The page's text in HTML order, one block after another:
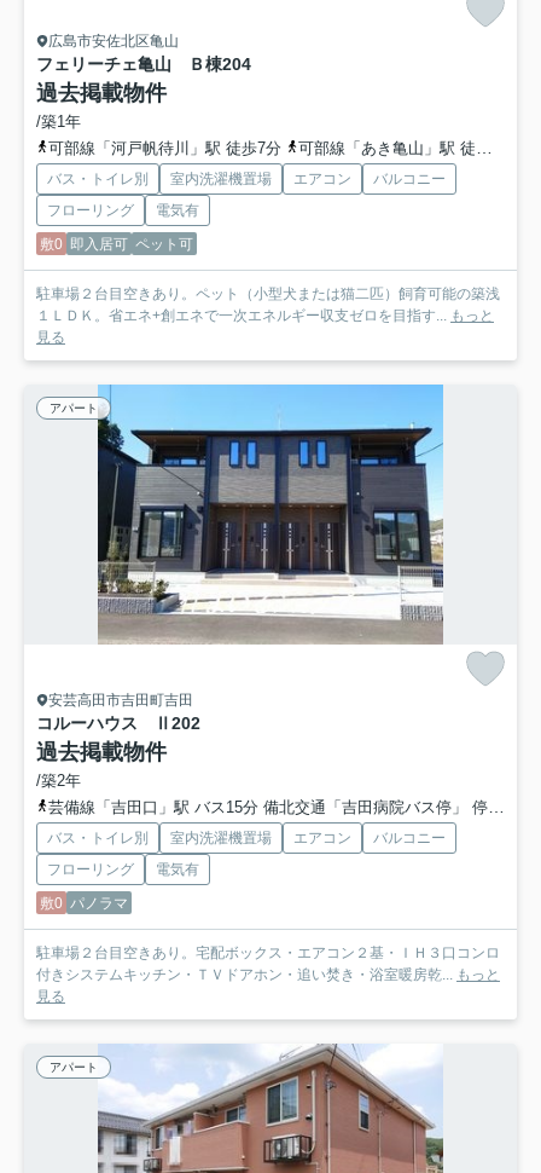
広島市安佐北区亀山
フェリーチェ亀山 Ｂ棟204
過去掲載物件
/築1年
可部線「河戸帆待川」駅 徒歩7分
可部線「あき亀山」駅 徒歩8分
バス・トイレ別 室内洗濯機置場 エアコン
バルコニー
フローリング
電気有
敷0 即入居可 ペット可
駐車場２台目空きあり。ペット（小型犬または猫二匹）飼育可能の築浅
１ＬＤＫ。省エネ+創エネで一次エネルギー収支ゼロを目指す...
もっと
見る
アパート
安芸高田市吉田町吉田
コルーハウス Ⅱ 202
過去掲載物件
/築2年
芸備線「吉田口」駅 バス15分 備北交通「吉田病院バス停」 停歩4分
バス・トイレ別 室内洗濯機置場 エアコン
バルコニー
フローリング
電気有
敷0 パノラマ
駐車場２台目空きあり。宅配ボックス・エアコン２基・ＩＨ３口コンロ
付きシステムキッチン・ＴＶドアホン・追い焚き・浴室暖房乾...
もっと
見る
アパート